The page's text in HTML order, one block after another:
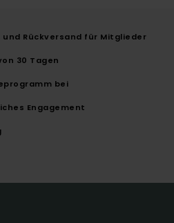
Rückversand für Mitglieder
30 Tagen
bei
Engagement